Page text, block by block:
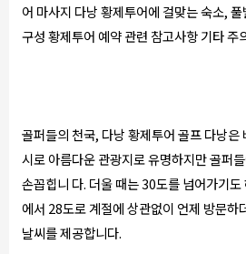
어 마사지 다낭 황제투어에 걸맞는 숙소,
구성 황제투어 예약 관련 참고사항 기타 주
골퍼들의 천국, 다낭 황제투어 골프 다낭은
시로 아름다운 관광지로 유명하지만 골퍼
손꼽힙니 다. 더울 때는 30도를 넘어가기
에서 28도로 계절에 상관없이 언제 방문하
날씨를 제공합니다.